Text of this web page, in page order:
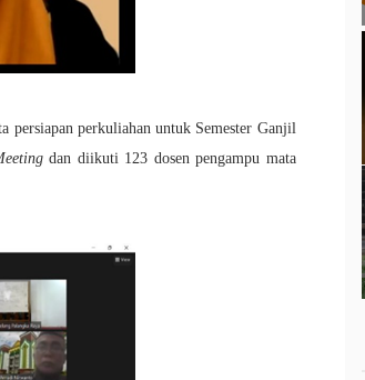
persiapan perkuliahan untuk Semester Ganjil
dan diikuti 123 dosen pengampu mata